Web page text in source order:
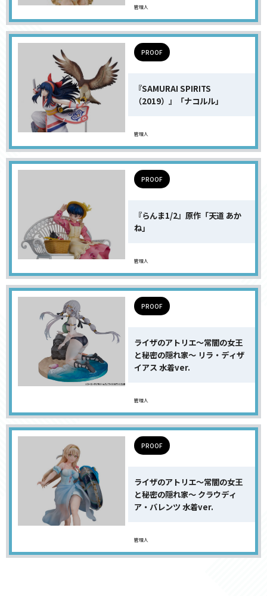
管理人
PROOF
『SAMURAI SPIRITS
（2019）』「ナコルル」
管理人
PROOF
『らんま1/2』原作「天道 あか
ね」
管理人
PROOF
ライザのアトリエ〜常闇の女王
と秘密の隠れ家〜 リラ・ディザ
イアス 水着ver.
管理人
PROOF
ライザのアトリエ〜常闇の女王
と秘密の隠れ家〜 クラウディ
ア・バレンツ 水着ver.
管理人